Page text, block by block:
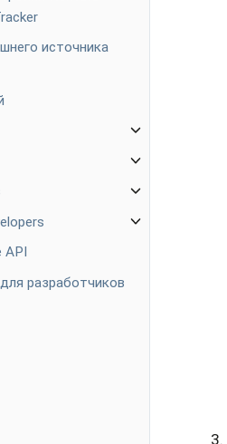
источника
разработчиков